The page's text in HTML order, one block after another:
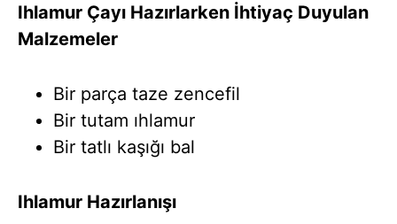
Ihlamur Çayı Hazırlarken İhtiyaç Duyulan
Malzemeler
Bir parça taze zencefil
Bir tutam ıhlamur
Bir tatlı kaşığı bal
Ihlamur Hazırlanışı